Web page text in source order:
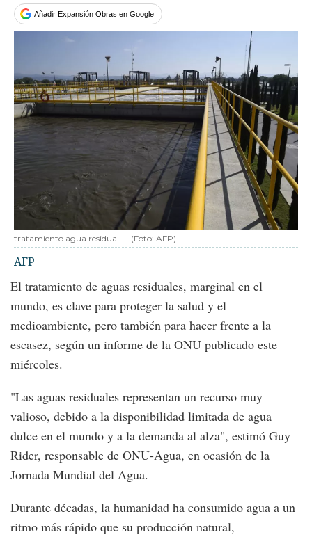
Añadir Expansión Obras en Google
tratamiento agua residual - (Foto: AFP)
AFP
El tratamiento de aguas residuales, marginal en el
mundo, es clave para proteger la salud y el
medioambiente, pero también para hacer frente a la
escasez, según un informe de la ONU publicado este
miércoles.
"Las aguas residuales representan un recurso muy
valioso, debido a la disponibilidad limitada de agua
dulce en el mundo y a la demanda al alza", estimó Guy
Rider, responsable de ONU-Agua, en ocasión de la
Jornada Mundial del Agua.
Durante décadas, la humanidad ha consumido agua a un
ritmo más rápido que su producción natural,